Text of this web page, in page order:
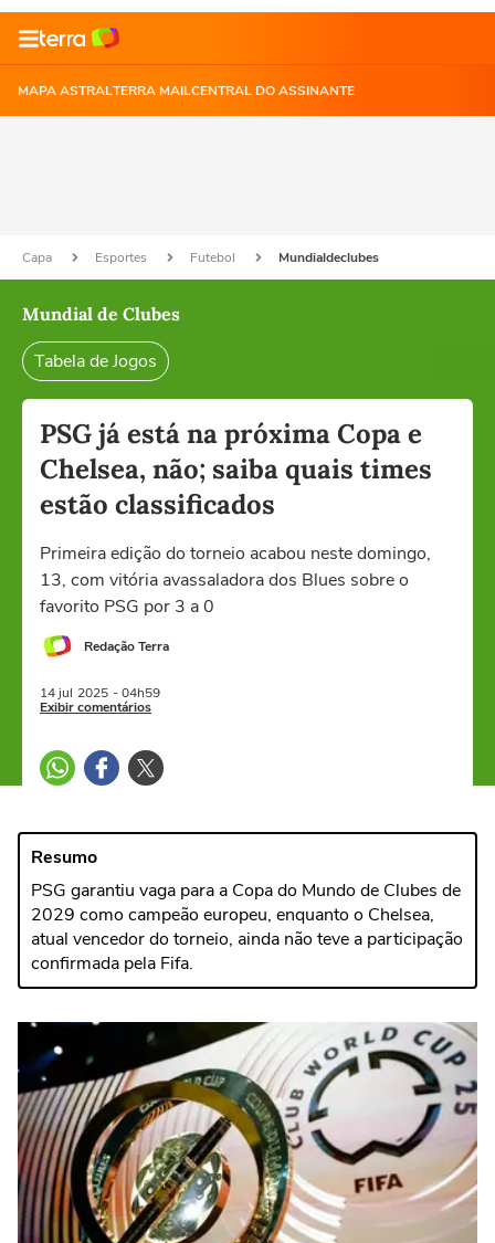
MAPA ASTRALTERRA MAILCENTRAL DO ASSINANTE
Capa Esportes Futebol Mundialdeclubes
Mundial de Clubes
Tabela de Jogos
PSG já está na próxima Copa e
Chelsea, não; saiba quais times
estão classificados
Primeira edição do torneio acabou neste domingo,
13, com vitória avassaladora dos Blues sobre o
favorito PSG por 3 a 0
Redação Terra
14 jul 2025 - 04h59
Exibir comentários
Resumo
PSG garantiu vaga para a Copa do Mundo de Clubes de
2029 como campeão europeu, enquanto o Chelsea,
atual vencedor do torneio, ainda não teve a participação
confirmada pela Fifa.